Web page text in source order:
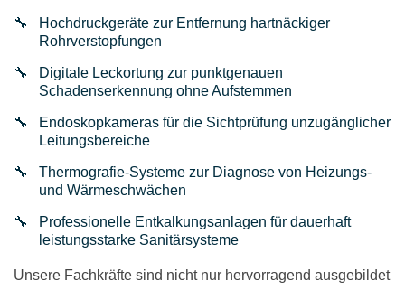
Hochdruckgeräte zur Entfernung hartnäckiger
Rohrverstopfungen
Digitale Leckortung zur punktgenauen
Schadenserkennung ohne Aufstemmen
Endoskopkameras für die Sichtprüfung unzugänglicher
Leitungsbereiche
Thermografie-Systeme zur Diagnose von Heizungs-
und Wärmeschwächen
Professionelle Entkalkungsanlagen für dauerhaft
leistungsstarke Sanitärsysteme
Unsere Fachkräfte sind nicht nur hervorragend ausgebildet